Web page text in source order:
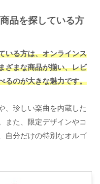
品を探している方
いる方は、オンラインス
ざまな商品が揃い、レビ
るのが大きな魅力です。
、珍しい楽曲を内蔵した
また、限定デザインやコ
自分だけの特別なオルゴ